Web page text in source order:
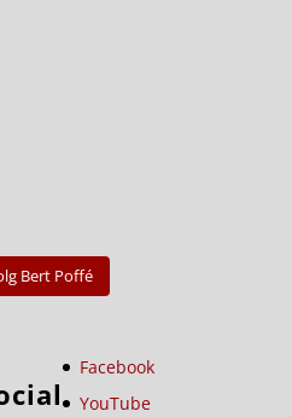
Bert Poffé
Facebook
YouTube